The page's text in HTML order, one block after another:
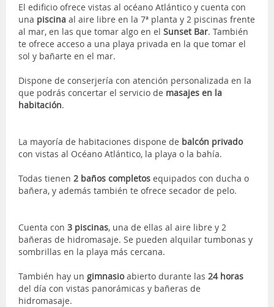
El edificio ofrece vistas al océano Atlántico y cuenta con
una piscina al aire libre en la 7ª planta y 2 piscinas frente
al mar, en las que tomar algo en el Sunset Bar. También
te ofrece acceso a una playa privada en la que tomar el
sol y bañarte en el mar.
Dispone de conserjería con atención personalizada en la
que podrás concertar el servicio de masajes en la
habitación.
La mayoría de habitaciones dispone de balcón privado
con vistas al Océano Atlántico, la playa o la bahía.
Todas tienen 2 baños completos equipados con ducha o
bañera, y además también te ofrece secador de pelo.
Cuenta con 3 piscinas, una de ellas al aire libre y 2
bañeras de hidromasaje. Se pueden alquilar tumbonas y
sombrillas en la playa más cercana.
También hay un gimnasioabierto durante las 24 horas
del día con vistas panorámicas y bañeras de
hidromasaje.